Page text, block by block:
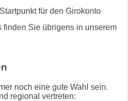
für den Girokonto
finden Sie übrigens in unserem
noch eine gute Wahl sein.
regional vertreten: